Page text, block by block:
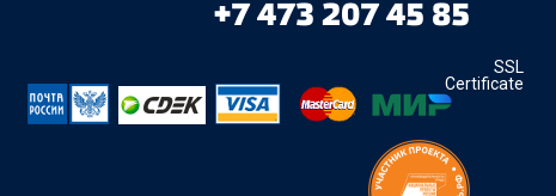
+7 473 207 45 85
SSL
Certificate